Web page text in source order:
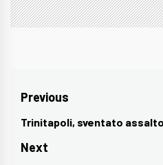
Navigazione
articoli
Previous
Previous
post:
Trinitapoli, sventato
Next